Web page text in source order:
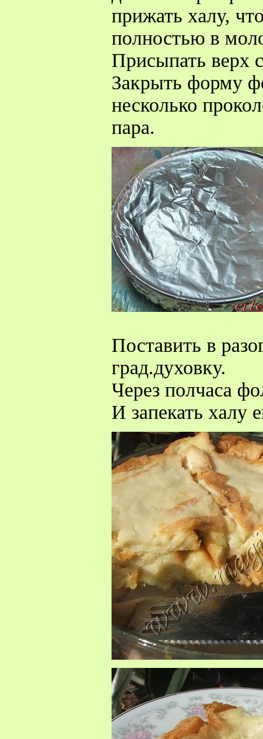
прижать халу,
полностью в
Присыпать верх
Закрыть форму
несколько
пара.
Поставить в
град.духовку.
Через полчаса
И запекать халу